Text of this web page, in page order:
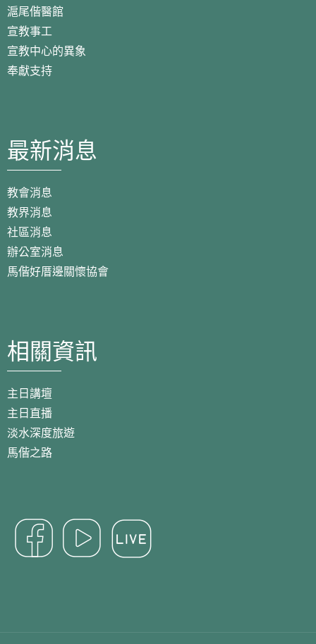
滬尾偕醫館
宣教事工
宣教中心的異象
奉獻支持
最新消息
教會消息
教界消息
社區消息
辦公室消息
馬偕好厝邊關懷協會
相關資訊
主日講壇
主日直播
淡水深度旅遊
馬偕之路